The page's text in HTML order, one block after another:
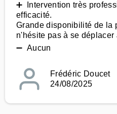
➕ Intervention très
efficacité.
Grande disponibilité de la
n'hésite pas à se
➖ Aucun
Frédéric Doucet
24/08/2025